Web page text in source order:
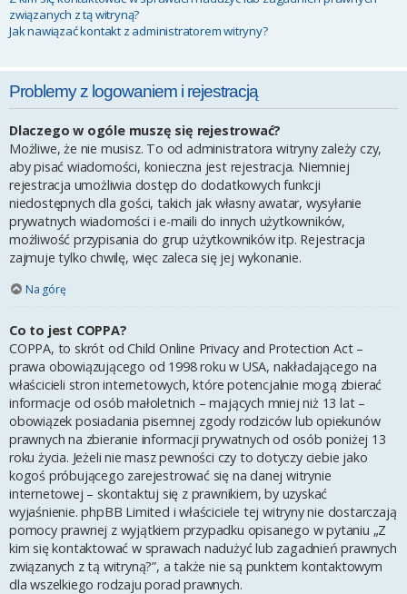
związanych z tą witryną?
Jak nawiązać kontakt z administratorem witryny?
Problemy z logowaniem i rejestracją
Dlaczego w ogóle muszę się rejestrować?
Możliwe, że nie musisz. To od administratora witryny zależy czy,
aby pisać wiadomości, konieczna jest rejestracja. Niemniej
rejestracja umożliwia dostęp do dodatkowych funkcji
niedostępnych dla gości, takich jak własny awatar, wysyłanie
prywatnych wiadomości i e-maili do innych użytkowników,
możliwość przypisania do grup użytkowników itp. Rejestracja
zajmuje tylko chwilę, więc zaleca się jej wykonanie.
Na górę
Co to jest COPPA?
COPPA, to skrót od Child Online Privacy and Protection Act –
prawa obowiązującego od 1998 roku w USA, nakładającego na
właścicieli stron internetowych, które potencjalnie mogą zbierać
informacje od osób małoletnich – mających mniej niż 13 lat –
obowiązek posiadania pisemnej zgody rodziców lub opiekunów
prawnych na zbieranie informacji prywatnych od osób poniżej 13
roku życia. Jeżeli nie masz pewności czy to dotyczy ciebie jako
kogoś próbującego zarejestrować się na danej witrynie
internetowej – skontaktuj się z prawnikiem, by uzyskać
wyjaśnienie. phpBB Limited i właściciele tej witryny nie dostarczają
pomocy prawnej z wyjątkiem przypadku opisanego w pytaniu „Z
kim się kontaktować w sprawach nadużyć lub zagadnień prawnych
związanych z tą witryną?”, a także nie są punktem kontaktowym
dla wszelkiego rodzaju porad prawnych.